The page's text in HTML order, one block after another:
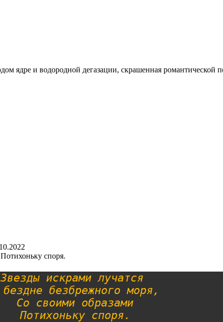
ядре и водородной дегазации, скрашенная романтической
споря.
Звезды искрами лучатся
безбрежного моря,
Со своими образами
Потихоньку споря.